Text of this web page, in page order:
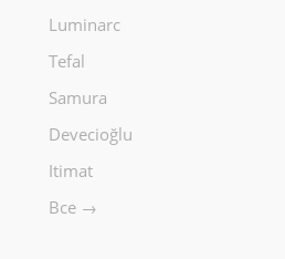
Luminarc
Tefal
Samura
Devecioğlu
Itimat
Все →